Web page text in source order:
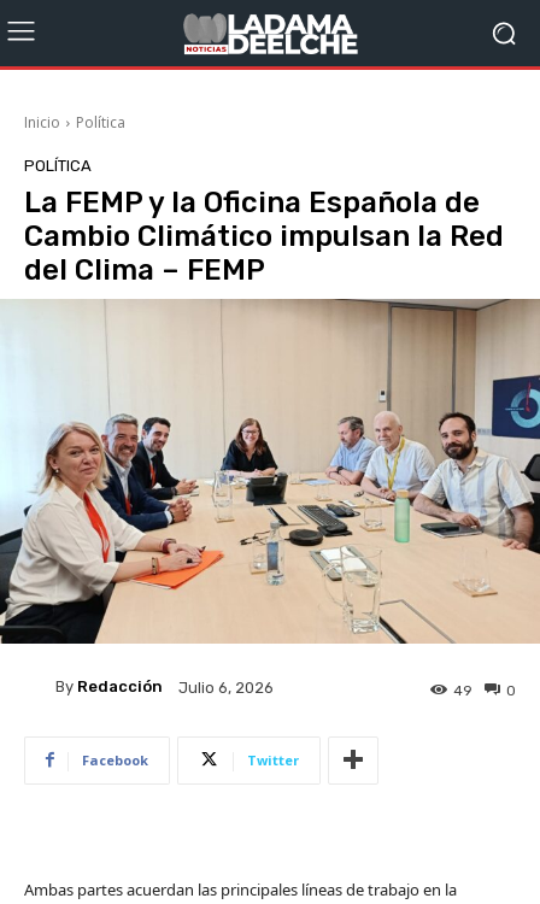
Inicio Política
POLÍTICA
La FEMP y la Oficina Española de
Cambio Climático impulsan la Red
del Clima – FEMP
By Redacción Julio 6, 2026 0
49
Facebook Twitter
Ambas partes acuerdan las principales líneas de trabajo en la